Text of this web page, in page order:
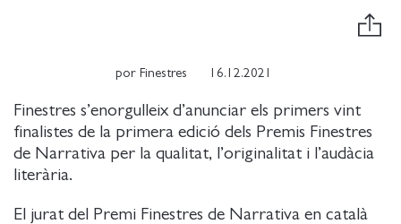
por Finestres 16.12.2021
Finestres s’enorgulleix d’anunciar els primers vint
finalistes de la primera edició dels Premis Finestres
de Narrativa per la qualitat, l’originalitat i l’audàcia
literària.
El jurat del Premi Finestres de Narrativa en català